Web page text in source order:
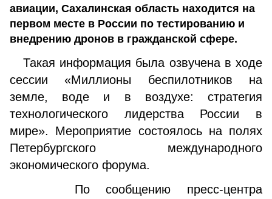
авиации, Сахалинская область находится на
первом месте в России по тестированию и
внедрению дронов в гражданской сфере.
Такая информация была озвучена в ходе
сессии «Миллионы беспилотников на
земле, воде и в воздухе: стратегия
технологического лидерства России в
мире». Мероприятие состоялось на полях
Петербургского международного
экономического форума.
По сообщению пресс-центра